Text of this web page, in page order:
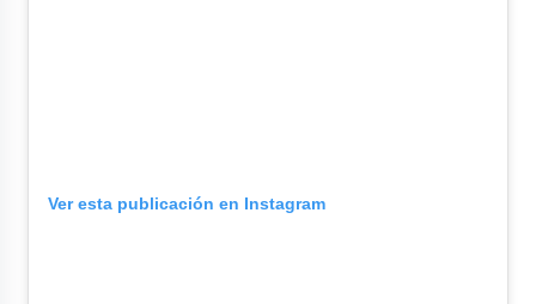
Ver esta publicación en Instagram